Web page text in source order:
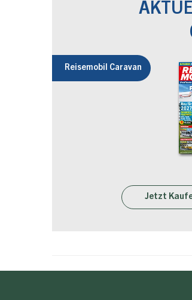
Reisemobil Caravan
Jetzt